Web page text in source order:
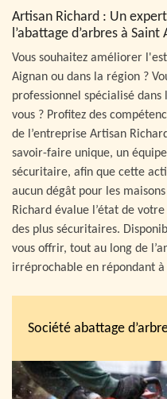
Artisan Richard : Un
l’abattage d’arbres à
Vous souhaitez améliorer
Aignan ou dans la région ?
professionnel spécialisé
vous ? Profitez des
de l’entreprise Artisan
savoir-faire unique, un
sécuritaire, afin que cette
aucun dégât pour les
Richard évalue l’état de
des plus sécuritaires.
vous offrir, tout au long de
irréprochable en répondant à
Société abattage